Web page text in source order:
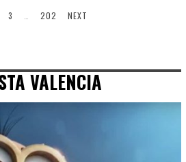
3 202 NEXT
VALENCIA